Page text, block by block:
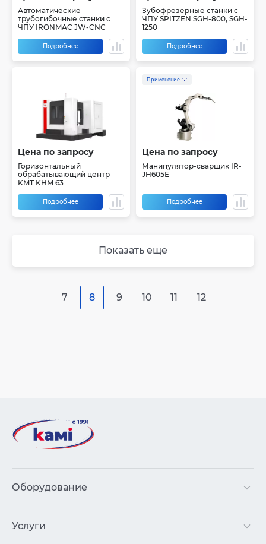
Автоматические
трубогибочные станки с
ЧПУ IRONMAC JW-CNC
Подробнее
Зубофрезерные станки с
ЧПУ SPITZEN SGH-800, SGH-
1250
Подробнее
Цена по запросу
Горизонтальный
обрабатывающий центр
KMT KHM 63
Подробнее
Применение
Цена по запросу
Манипулятор-сварщик IR-
JH605E
Подробнее
Показать еще
7 8 9 10 11 12
Оборудование
Услуги